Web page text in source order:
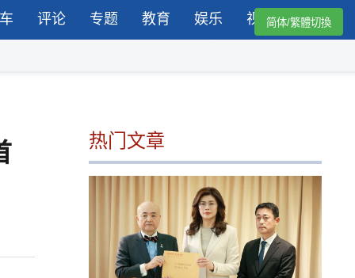
评论 专题 教育 娱乐 视频简体/繁體切換
热门文章